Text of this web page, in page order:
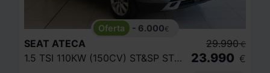
- 6.000€
SEAT ATECA
1.5 TSI 110KW (150CV) ST&SP STYLE
29.990 €
23.990 €